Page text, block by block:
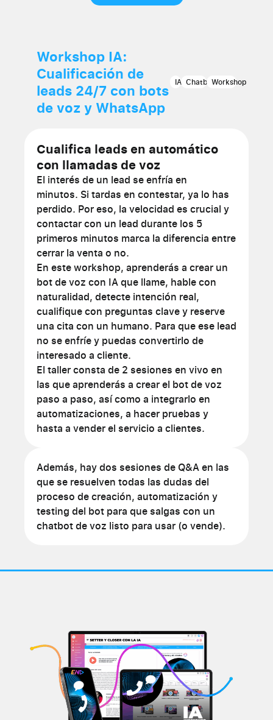
Workshop IA:
Cualificación de
leads 24/7 con bots
de voz y WhatsApp
IA ChatbotWorkshop
Cualifica leads en automático
con llamadas de voz
El interés de un lead se enfría en
minutos. Si tardas en contestar, ya lo has
perdido. Por eso, la velocidad es crucial y
contactar con un lead durante los 5
primeros minutos marca la diferencia entre
cerrar la venta o no.
En este workshop, aprenderás a crear un
bot de voz con IA que llame, hable con
naturalidad, detecte intención real,
cualifique con preguntas clave y reserve
una cita con un humano. Para que ese lead
no se enfríe y puedas convertirlo de
interesado a cliente.
El taller consta de 2 sesiones en vivo en
las que aprenderás a crear el bot de voz
paso a paso, así como a integrarlo en
automatizaciones, a hacer pruebas y
hasta a vender el servicio a clientes.
Además, hay dos sesiones de Q&A en las
que se resuelven todas las dudas del
proceso de creación, automatización y
testing del bot para que salgas con un
chatbot de voz listo para usar (o vende).